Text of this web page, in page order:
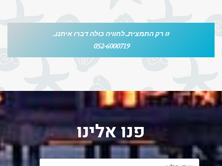
זו רק התמצית...לחוויה כולה דברו איתנו...
052-6000719
פנו אלינו